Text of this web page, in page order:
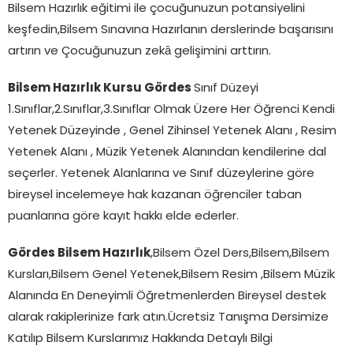
Bilsem Hazırlık eğitimi ile çocuğunuzun potansiyelini
keşfedin,Bilsem Sınavına Hazırlanın derslerinde başarısını
artırın ve Çocuğunuzun zekâ gelişimini arttırın.
Bilsem Hazırlık Kursu Gördes Sınıf Düzeyi
1.Sınıflar,2.Sınıflar,3.Sınıflar Olmak Üzere Her Öğrenci Kendi
Yetenek Düzeyinde , Genel Zihinsel Yetenek Alanı , Resim
Yetenek Alanı , Müzik Yetenek Alanından kendilerine dal
seçerler. Yetenek Alanlarına ve Sınıf düzeylerine göre
bireysel incelemeye hak kazanan öğrenciler taban
puanlarına göre kayıt hakkı elde ederler.
Gördes Bilsem Hazırlık,Bilsem Özel Ders,Bilsem,Bilsem
Kursları,Bilsem Genel Yetenek,Bilsem Resim ,Bilsem Müzik
Alanında En Deneyimli Öğretmenlerden Bireysel destek
alarak rakiplerinize fark atın.Ücretsiz Tanışma Dersimize
Katılıp Bilsem Kurslarımız Hakkında Detaylı Bilgi